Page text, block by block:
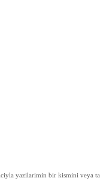
yazilarimin bir kismini veya